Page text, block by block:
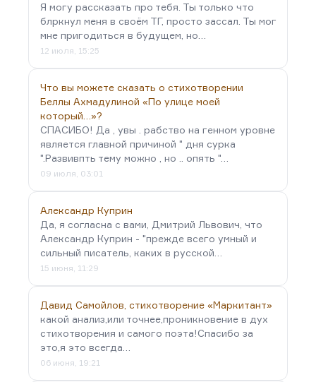
Я могу рассказать про тебя. Ты только что
блркнул меня в своём ТГ, просто зассал. Ты мог
мне пригодиться в будущем, но…
12 июля, 15:25
Что вы можете сказать о стихотворении
Беллы Ахмадулиной «По улице моей
который…»?
СПАСИБО! Да , увы . рабство на генном уровне
является главной причиной " дня сурка
".Развивпть тему можно , но .. опять "…
09 июля, 03:01
Александр Куприн
Да, я согласна с вами, Дмитрий Львович, что
Александр Куприн - "прежде всего умный и
сильный писатель, каких в русской…
15 июня, 11:29
Давид Самойлов, стихотворение «Маркитант»
какой анализ,или точнее,проникновение в дух
стихотворения и самого поэта!Спасибо за
это,я это всегда…
06 июня, 19:21